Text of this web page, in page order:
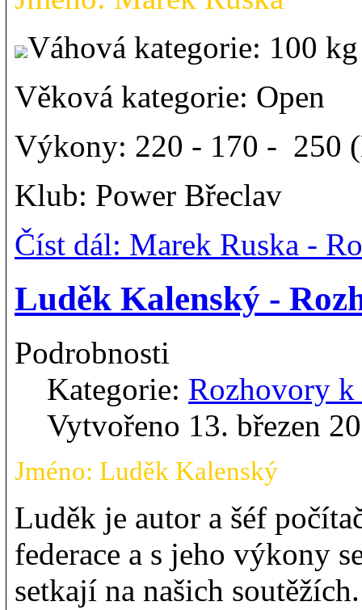
Váhová kategorie: 100
Věková kategorie: Open
Výkony: 220 - 170 - 250
Klub: Power Břeclav
Číst dál: Marek Ruska -
Luděk Kalenský -
Podrobnosti
Kategorie: Rozhovory
Vytvořeno 13. březen
Jméno: Luděk Kalenský
Luděk je autor a šéf
federace a s jeho výkony
setkají na našich soutěžích.